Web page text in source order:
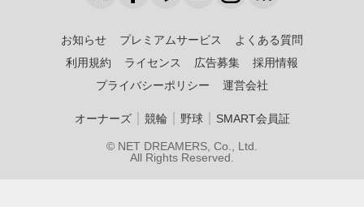
お知らせ プレミアムサービス
よくある質問
利用規約
ライセンス 広告募集
採用情報
プライバシーポリシー
運営会社
オーナーズ｜ 競輪 野球｜ SMART会員証
© NET DREAMERS, Co., Ltd.
All Rights Reserved.